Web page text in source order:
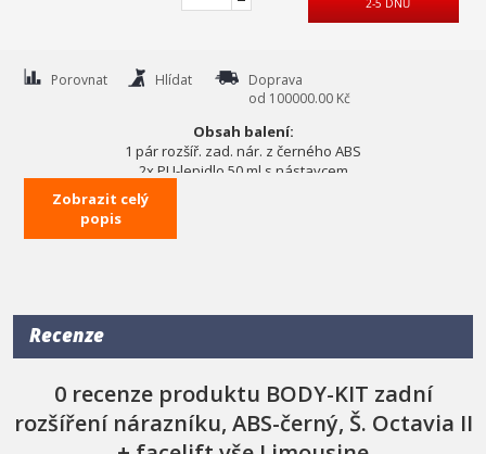
2-5 DNŮ
Porovnat Hlídat
Doprava
od 100000.00 Kč
Obsah balení:
1 pár rozšíř. zad. nár. z černého ABS
2x PU-lepidlo 50 ml s nástavcem
2x isopropanolový odmašťovací ubrousek
1x lahvička Betaprime 5600 - 15 ml + štěteček
Pozor!Díl není určen pro modely Octavia II RS!Namontované
zadní lapače nečistot (tzv. zástěrky). je třeba pro montáž zadního
dílu sady BODY-KIT odstranit.
Škoda Octavia II Limousine 06/04–›
Zobrazit celý
popis
Recenze
0 recenze produktu BODY-KIT zadní
rozšíření nárazníku, ABS-černý, Š. Octavia II